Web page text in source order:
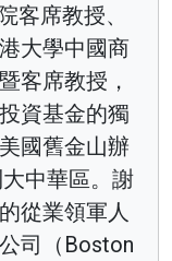
客席教授、
大學中國商
客席教授，
資基金的獨
國舊金山辦
中華區。謝
從業領軍人
司（Boston